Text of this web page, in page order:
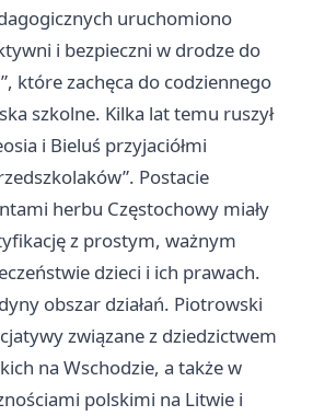
uruchomiono
i bezpieczni w drodze do
które zachęca do codziennego
szkolne. Kilka lat temu ruszył
i Bieluś przyjaciółmi
Postacie
herbu Częstochowy miały
z prostym, ważnym
dzieci i ich prawach.
obszar działań. Piotrowski
związane z dziedzictwem
na Wschodzie, a także w
polskimi na Litwie i